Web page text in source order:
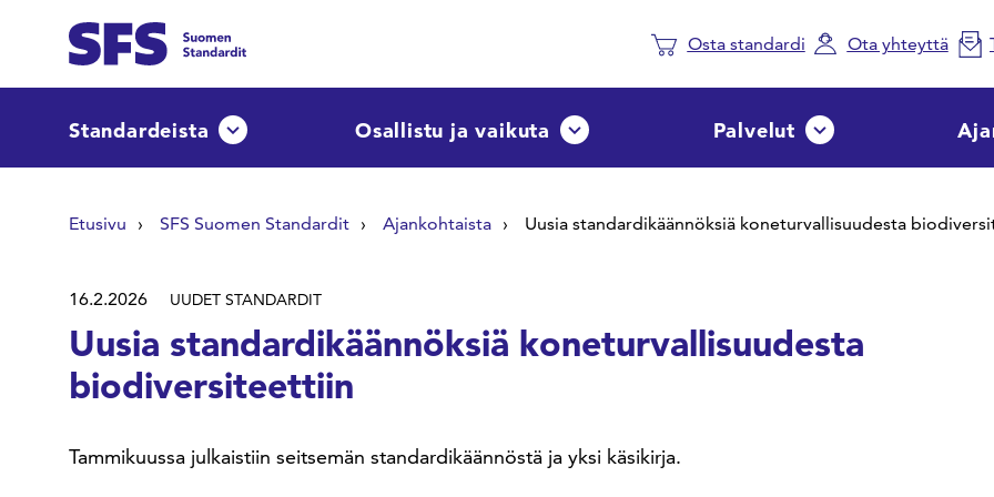
Osta standardi Ota yhteyttä
Standardeista Avaa tai sulje pudotusvalikkoOsallistu ja vaikuta Avaa tai sulje pudotusvalikko
Palvelut Avaa tai sulje
Etusivu SFS Suomen Standardit Ajankohtaista Uusia standardikäännöksiä koneturvallisuudesta
16.2.2026 UUDET STANDARDIT
Uusia standardikäännöksiä koneturvallisuudesta
biodiversiteettiin
Tammikuussa julkaistiin seitsemän standardikäännöstä ja yksi käsikirja.